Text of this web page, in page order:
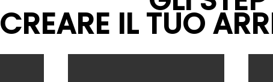
CREARE IL TUO